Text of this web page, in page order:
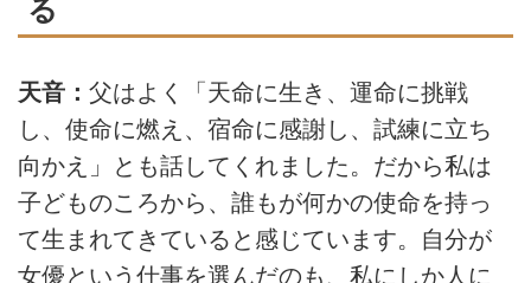
る
天音： 父はよく「天命に生き、運命に挑戦
し、使命に燃え、宿命に感謝し、試練に立ち
向かえ」とも話してくれました。だから私は
子どものころから、誰もが何かの使命を持っ
て生まれてきていると感じています。自分が
女優という仕事を選んだのも、私にしか人に